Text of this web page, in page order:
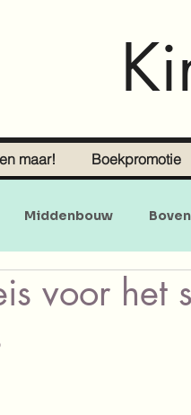
maar! Boekpromotie
Middenbouw
Volwassenen
voor het